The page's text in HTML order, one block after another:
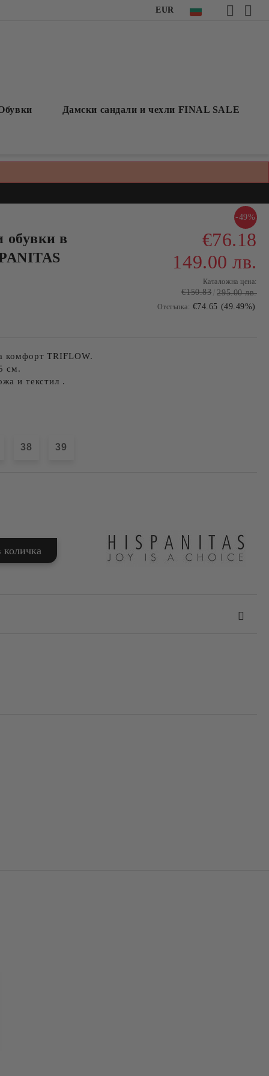
EUR
Дамски сандали и чехли FINAL SALE
обувки в
-49%
€76.18
149.00 лв.
Каталожна цена:
€150.83 295.00 лв.
Отстъпка: €74.65 (49.49%)
комфорт TRIFLOW.
см.
и текстил .
38 39